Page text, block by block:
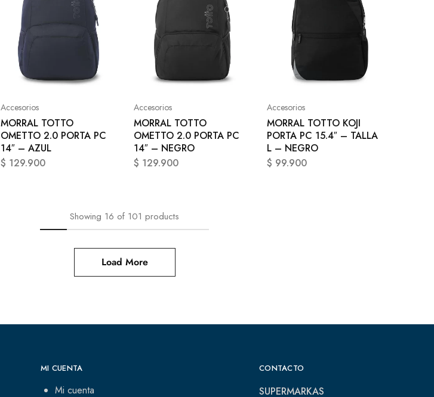
Accesorios
MORRAL TOTTO
OMETTO 2.0 PORTA PC
14″ – AZUL
$ 129.900
Accesorios
MORRAL TOTTO
OMETTO 2.0 PORTA PC
14″ – NEGRO
$ 129.900
Accesorios
MORRAL TOTTO KOJI
PORTA PC 15.4″ – TALLA
L – NEGRO
$ 99.900
Showing 16of 101products
Load More
MI CUENTA
Mi cuenta
CONTACTO
SUPERMARKAS